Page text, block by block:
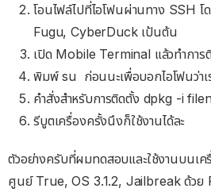
โอนไฟล์ไปที่ไอโฟนผ่านทาง SSH
Fugu, CyberDuck เป้นต้น
เปิด Mobile Terminal แล้วทำการ
พิมพ์ su ก่อนนะเพื่อบอกไอโฟนว่าเ
คำสั่งสำหรับการติดตั้ง dpkg -i
รีบูตเครื่องครั้งนึงก็ใช้งานได้ละ
ตัวอย่างครับที่ผมทดสอบและใช้งานบนเ
ศูนย์ True, OS 3.1.2, Jailbreak ด้วย